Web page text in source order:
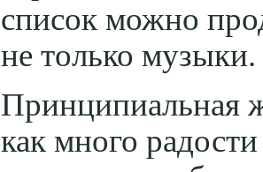
список можно
не только музыки.
Принципиальная
как много